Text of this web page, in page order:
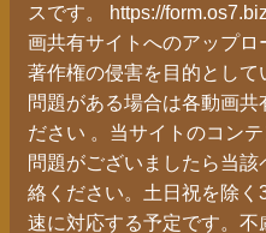
スです。 https://
画共有サイトへのアップロ
著作権の侵害を目的とし
問題がある場合は各動画共
ださい 。当サイトのコン
問題がございましたら当
絡ください。土日祝を除
速に対応する予定です。